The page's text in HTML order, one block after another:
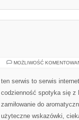
MOŻLIWOŚĆ
ten serwis to serwis
codzienność spotyka się z
zamiłowanie do
użyteczne wskazówki,